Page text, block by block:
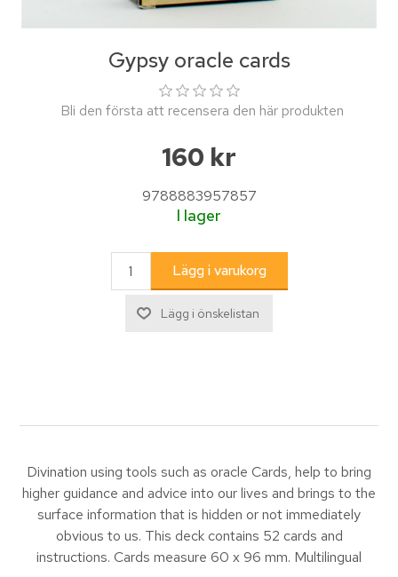
Gypsy oracle cards
Bli den första att recensera den här produkten
160 kr
9788883957857
I lager
Divination using tools such as oracle Cards, help to bring
higher guidance and advice into our lives and brings to the
surface information that is hidden or not immediately
obvious to us. This deck contains 52 cards and
instructions. Cards measure 60 x 96 mm. Multilingual